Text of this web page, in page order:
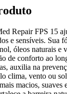
Repair FPS 15
e sensíveis. Sua
óleos naturais e
de conforto ao
auxilia na
clima, vento ou
macios, suaves